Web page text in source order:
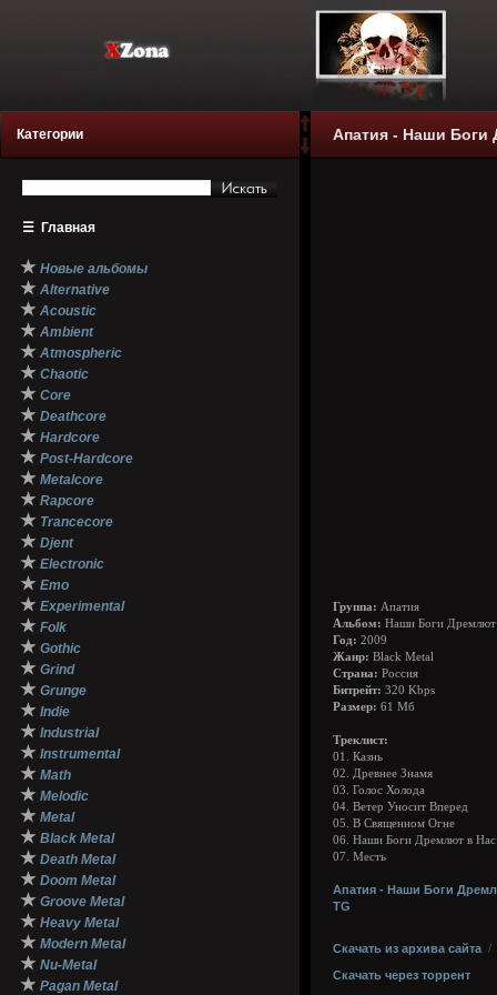
Категории
☰ Главная
★ Новые альбомы
★ Alternative
★ Acoustic
★ Ambient
★ Atmospheric
★ Chaotic
★ Core
★ Deathcore
★ Hardcore
★ Post-Hardcore
★ Metalcore
★ Rapcore
★ Trancecore
★ Djent
★ Electronic
★ Emo
★ Experimental
★ Folk
★ Gothic
★ Grind
★ Grunge
★ Indie
★ Industrial
★ Instrumental
★ Math
★ Melodic
★ Metal
★ Black Metal
★ Death Metal
★ Doom Metal
★ Groove Metal
★ Heavy Metal
★ Modern Metal
★ Nu-Metal
★ Pagan Metal
Апатия - Наши Боги
Группа: Апатия
Альбом: Наши Боги
Год: 2009
Жанр: Black Metal
Страна: Россия
Битрейт: 320 Kbps
Размер: 61 Mб
Треклист:
01. Казнь
02. Древнее Знамя
03. Голос Холода
04. Ветер Уносит Вперед
05. В Священном Огне
06. Наши Боги Дремлют в Нас
07. Месть
Апатия - Наши Боги
TG
Скачать из архива сайта /
Скачать через торрент